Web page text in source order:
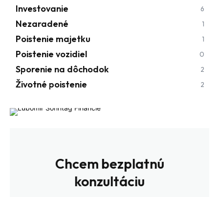
Investovanie 6
Nezaradené 1
Poistenie majetku 1
Poistenie vozidiel 0
Sporenie na dôchodok 2
Životné poistenie 2
Chcem bezplatnú
konzultáciu